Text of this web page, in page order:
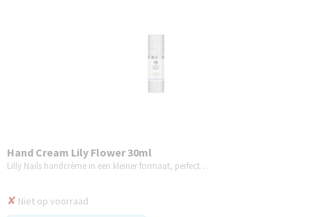
Hand Cream Lily Flower 30ml
Lilly Nails handcrème in een kleiner formaat, perfect…
✘ Niet op voorraad